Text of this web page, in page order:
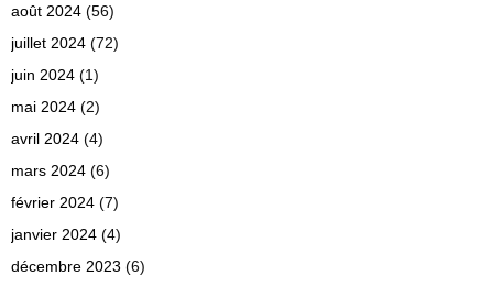
août 2024 (56)
juillet 2024 (72)
juin 2024 (1)
mai 2024 (2)
avril 2024 (4)
mars 2024 (6)
février 2024 (7)
janvier 2024 (4)
décembre 2023 (6)